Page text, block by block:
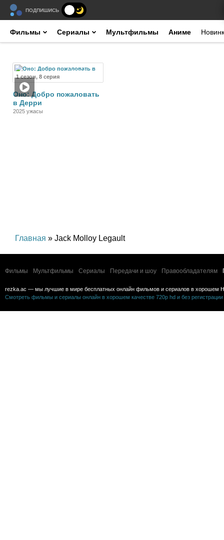
ПОДПИШИСЬ
Фильмы Сериалы Мультфильмы Аниме
1 сезон, 8 серия
Сериал
Оно: Добро пожаловать
в Дерри
2025 ужасы
Главная » Jack Molloy Legault
Фильмы Мультфильмы Сериалы Передачи и шоу Правообладателям
rezka.ac — мы лучшие в мире бесплатных онлайн фильмов и сериалов в хорошем
Смотреть фильмы и сериалы онлайн в хорошем качестве 720p hd и без